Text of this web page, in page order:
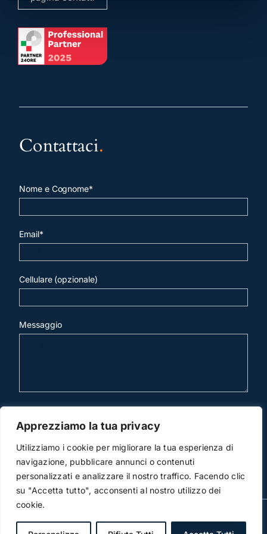
Apprezziamo la tua privacy
Utilizziamo i cookie per migliorare la tua esperienza di
navigazione, pubblicare annunci o contenuti
personalizzati e analizzare il nostro traffico. Facendo clic
su "Accetta tutto", acconsenti al nostro utilizzo dei
cookie.
Contattaci.
Nome e Cognome*
Email*
Cellulare (opzionale)
Messaggio
invia mail
© Copyright 2012 -2026 | Studio Legale Scicchitano |